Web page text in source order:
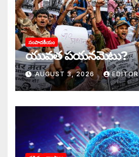
సంపాదకీయం
యువత పయనమెటు?
AUGUST 3, 2026 EDITOR